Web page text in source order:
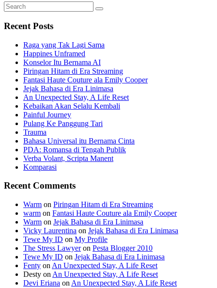
Search
for:
Search
Recent Posts
Raga yang Tak Lagi Sama
Happines Unframed
Konselor Itu Bernama AI
Piringan Hitam di Era Streaming
Fantasi Haute Couture ala Emily Cooper
Jejak Bahasa di Era Linimasa
An Unexpected Stay, A Life Reset
Kebaikan Akan Selalu Kembali
Painful Journey
Pulang Ke Panggung Tari
Trauma
Bahasa Universal itu Bernama Cinta
PDA: Romansa di Tengah Publik
Verba Volant, Scripta Manent
Komparasi
Recent Comments
Warm on Piringan Hitam di Era Streaming
warm on Fantasi Haute Couture ala Emily Cooper
Warm on Jejak Bahasa di Era Linimasa
Vicky Laurentina on Jejak Bahasa di Era Linimasa
Tewe My ID on My Profile
The Stress Lawyeron Pesta Blogger 2010
Tewe My ID on Jejak Bahasa di Era Linimasa
Fenty on An Unexpected Stay, A Life Reset
Desty on An Unexpected Stay, A Life Reset
Devi Eriana on An Unexpected Stay, A Life Reset